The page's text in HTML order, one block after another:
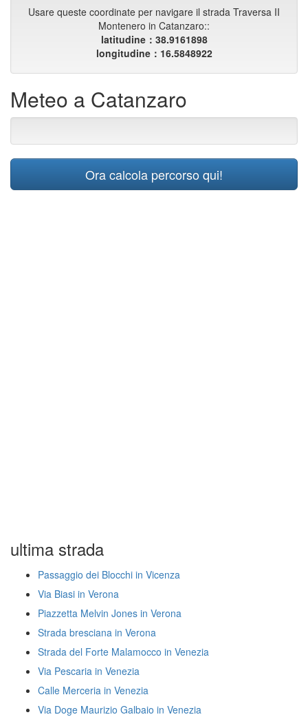
Usare queste coordinate per navigare il strada Traversa II
Montenero in Catanzaro::
latitudine：38.9161898
longitudine：16.5848922
Meteo a Catanzaro
Ora calcola percorso qui!
ultima strada
Passaggio dei Blocchi in Vicenza
Via Biasi in Verona
Piazzetta Melvin Jones in Verona
Strada bresciana in Verona
Strada del Forte Malamocco in Venezia
Via Pescaria in Venezia
Calle Merceria in Venezia
Via Doge Maurizio Galbaio in Venezia